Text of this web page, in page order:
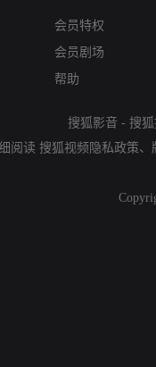
会员特权
会员剧场
帮助
搜狐影音 - 搜
阅读 搜狐视频隐私政策、